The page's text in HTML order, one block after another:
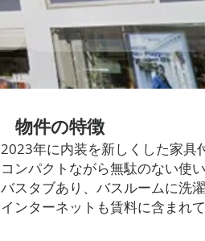
​物件の特徴
2023年に内装を新しくした家具
コンパクトながら無駄のない使
バスタブあり、バスルームに洗濯
インターネットも賃料に含まれて